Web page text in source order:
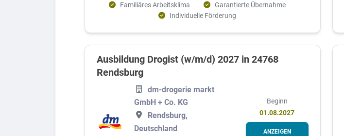
Finanzen, Versicherungen und Recht
Elektronik
Freizeit und Tourismus
Gesundheit, Pflege und Medizin
Mechatronik
Familiäres Arbeitsklima
Garantierte Übernahme
Individuelle Förderung
Ausbildung Drogist (w/m/d) 2027 in 24768
Rendsburg
dm-drogerie markt
GmbH + Co. KG
Rendsburg,
Deutschland
Beginn
01.08.2027
ANZEIGEN